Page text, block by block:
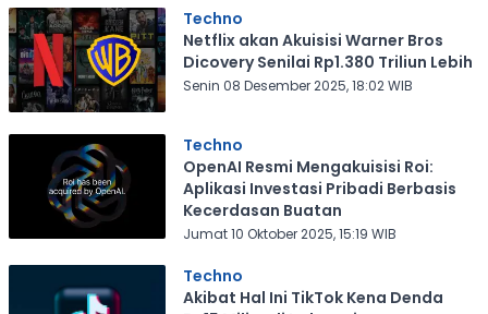
Techno
Netflix akan Akuisisi Warner Bros
Dicovery Senilai Rp1.380 Triliun Lebih
Senin 08 Desember 2025, 18:02 WIB
Techno
OpenAI Resmi Mengakuisisi Roi:
Aplikasi Investasi Pribadi Berbasis
Kecerdasan Buatan
Jumat 10 Oktober 2025, 15:19 WIB
Techno
Akibat Hal Ini TikTok Kena Denda